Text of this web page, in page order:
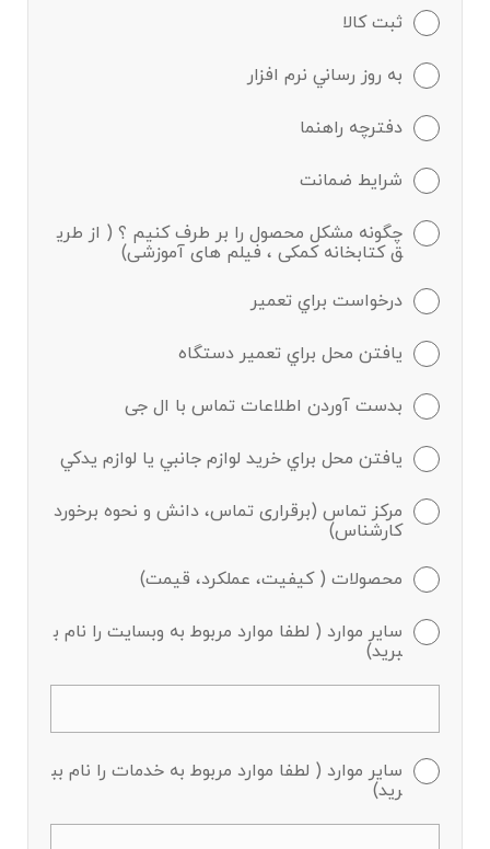
ثبت كالا
به روز رساني نرم افزار
دفترچه راهنما
شرايط ضمانت
چگونه مشکل محصول را بر طرف کنیم ؟ ( از طری
ق کتابخانه کمکی ، فیلم های آموزشی)
درخواست براي تعمير
يافتن محل براي تعمير دستگاه
بدست آوردن اطلاعات تماس با ال جی
يافتن محل براي خريد لوازم جانبي يا لوازم يدكي
مرکز تماس (برقراری تماس، دانش و نحوه برخورد
کارشناس)
محصولات ( کیفیت، عملکرد، قیمت)
سایر موارد ( لطفا موارد مربوط به وبسایت را نام ب
برید)
سایر موارد ( لطفا موارد مربوط به خدمات را نام بب
رید)